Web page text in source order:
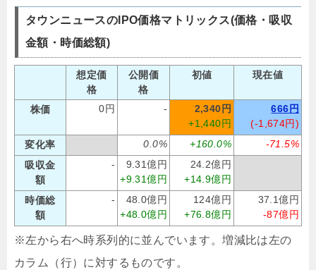
タウンニュースのIPO価格マトリックス(価格・吸収
金額・時価総額)
想定価
格
公開価
格
初値 現在値
株価 0円 -
2,340円
+1,440円
666円
(-1,674円)
変化率
0.0% +160.0%
-71.5%
吸収金
額
-
9.31億円
+9.31億円
24.2億円
+14.9億円
時価総
額
-
48.0億円
+48.0億円
124億円
+76.8億円
37.1億円
-87億円
※左から右へ時系列的に並んでいます。増減比は左の
カラム（行）に対するものです。